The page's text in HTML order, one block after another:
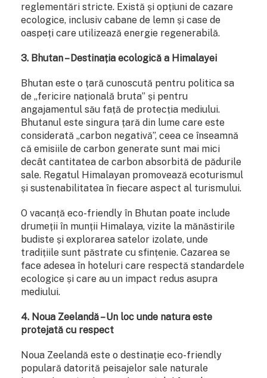
reglementări stricte. Există și opțiuni de cazare
ecologice, inclusiv cabane de lemn și case de
oaspeți care utilizează energie regenerabilă.
3. Bhutan – Destinația ecologică a Himalayei
Bhutan este o țară cunoscută pentru politica sa
de „fericire națională bruta” și pentru
angajamentul său față de protecția mediului.
Bhutanul este singura țară din lume care este
considerată „carbon negativă”, ceea ce înseamnă
că emisiile de carbon generate sunt mai mici
decât cantitatea de carbon absorbită de pădurile
sale. Regatul Himalayan promovează ecoturismul
și sustenabilitatea în fiecare aspect al turismului.
O vacanță eco-friendly în Bhutan poate include
drumeții în munții Himalaya, vizite la mănăstirile
budiste și explorarea satelor izolate, unde
tradițiile sunt păstrate cu sfințenie. Cazarea se
face adesea în hoteluri care respectă standardele
ecologice și care au un impact redus asupra
mediului.
4. Noua Zeelandă – Un loc unde natura este
protejată cu respect
Noua Zeelandă este o destinație eco-friendly
populară datorită peisajelor sale naturale